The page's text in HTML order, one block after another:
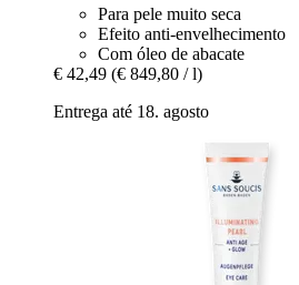
Para pele muito seca
Efeito anti-envelhecimento
Com óleo de abacate
€ 42,49 (€ 849,80 / l)
Entrega até 18. agosto